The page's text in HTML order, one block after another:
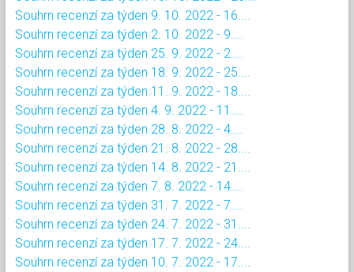
Souhrn recenzí za týden 9. 10. 2022 - 16....
Souhrn recenzí za týden 2. 10. 2022 - 9....
Souhrn recenzí za týden 25. 9. 2022 - 2....
Souhrn recenzí za týden 18. 9. 2022 - 25....
Souhrn recenzí za týden 11. 9. 2022 - 18....
Souhrn recenzí za týden 4. 9. 2022 - 11....
Souhrn recenzí za týden 28. 8. 2022 - 4....
Souhrn recenzí za týden 21. 8. 2022 - 28....
Souhrn recenzí za týden 14. 8. 2022 - 21....
Souhrn recenzí za týden 7. 8. 2022 - 14....
Souhrn recenzí za týden 31. 7. 2022 - 7....
Souhrn recenzí za týden 24. 7. 2022 - 31....
Souhrn recenzí za týden 17. 7. 2022 - 24....
Souhrn recenzí za týden 10. 7. 2022 - 17....